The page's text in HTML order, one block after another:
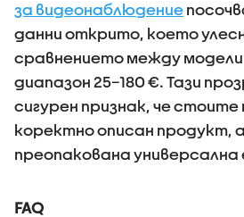
за видеонаблюдение
данни открито, което
сравнението между модели
диапазон 25–180 €. Тази
сигурен признак, че стоите
коректно описан продукт,
преопакована
FAQ